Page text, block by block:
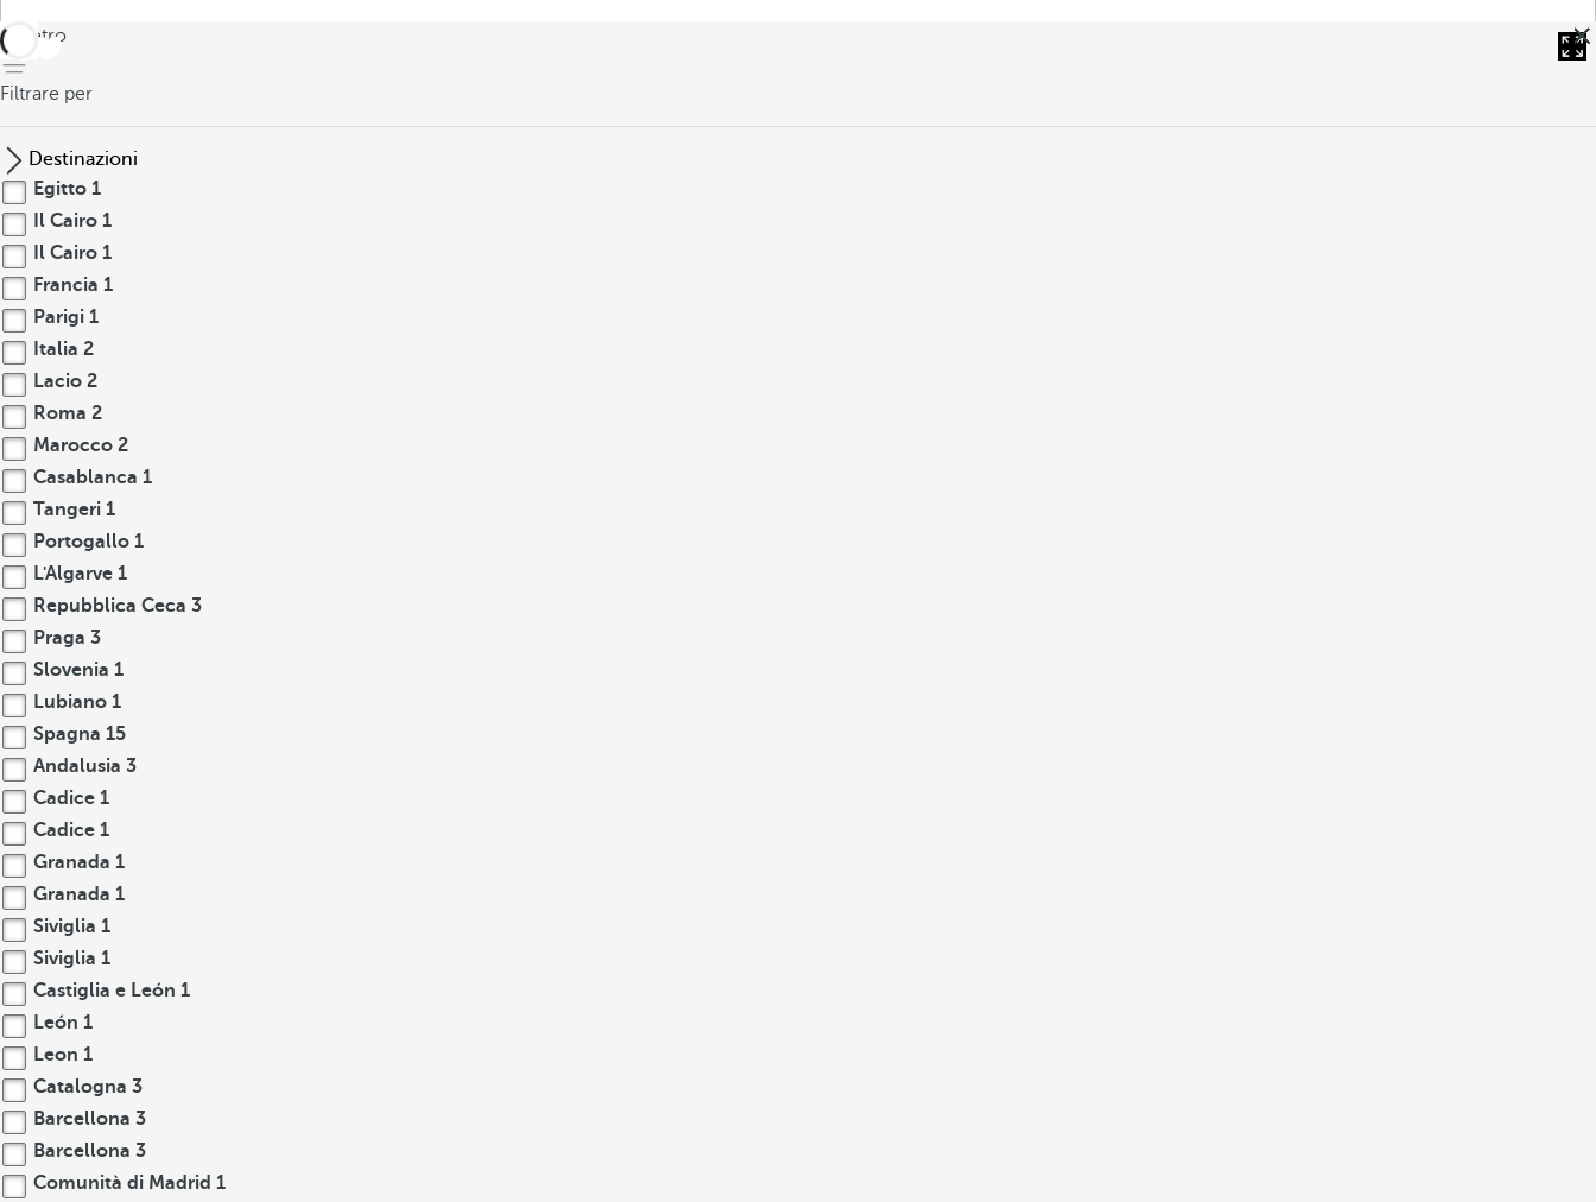
indietro
Filtrare per
Destinazioni
Egitto 1
Il Cairo 1
Il Cairo 1
Francia 1
Parigi 1
Italia 2
Lacio 2
Roma 2
Marocco 2
Casablanca 1
Tangeri 1
Portogallo 1
L'Algarve 1
Repubblica Ceca 3
Praga 3
Slovenia 1
Lubiano 1
Spagna 15
Andalusia 3
Cadice 1
Cadice 1
Granada 1
Granada 1
Siviglia 1
Siviglia 1
Castiglia e León 1
León 1
Leon 1
Catalogna 3
Barcellona 3
Barcellona 3
Comunità di Madrid 1